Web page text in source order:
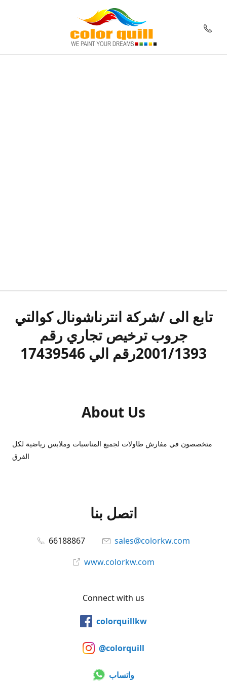
تابع الى /شركة انترناشونال كوالتي
جروب ترخيص تجاري رقم
2001/1393رقم الي 17439546
About Us
متخصصون في مفارش طاولات لجميع المناسبات وملابس رياضية لكل
الفرق
اتصل بنا
66188867
sales@colorkw.com
www.colorkw.com
Connect with us
colorquillkw
@colorquill
واتساب